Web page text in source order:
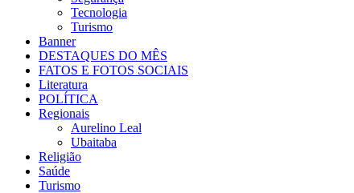
Tecnologia
Turismo
Banner
DESTAQUES DO MÊS
FATOS E FOTOS SOCIAIS
Literatura
POLÍTICA
Regionais
Aurelino Leal
Ubaitaba
Religião
Saúde
Turismo